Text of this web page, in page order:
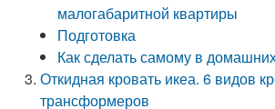
малогабаритной квартиры
Подготовка
Как сделать самому в
Откидная кровать икеа. 6 видов
трансформеров